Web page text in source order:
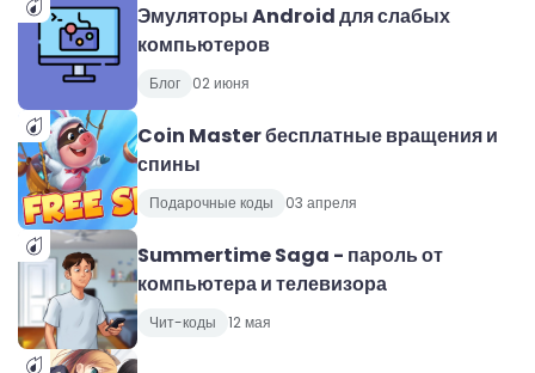
Эмуляторы Android для слабых
компьютеров
Блог 02 июня
Coin Master бесплатные вращения и
спины
Подарочные коды 03 апреля
Summertime Saga - пароль от
компьютера и телевизора
Чит-коды 12 мая